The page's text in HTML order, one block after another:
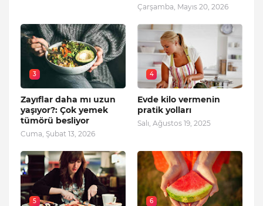
Çarşamba, Mayıs 20, 2026
3
Zayıflar daha mı uzun
yaşıyor?: Çok yemek
tümörü besliyor
Cuma, Şubat 13, 2026
4
Evde kilo vermenin
pratik yolları
Salı, Ağustos 19, 2025
5 6